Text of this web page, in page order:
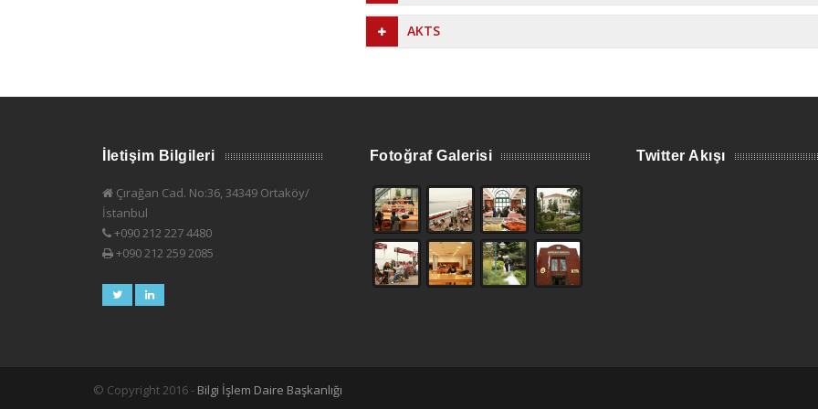
AKTS
İletişim Bilgileri
Çırağan Cad. No:36, 34349 Ortaköy/
İstanbul
+090 212 227 4480
+090 212 259 2085
Fotoğraf Galerisi Twitter Akışı
© Copyright 2016 - Bilgi İşlem Daire Başkanlığı